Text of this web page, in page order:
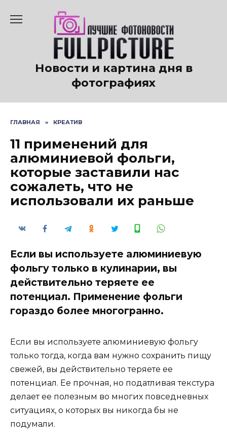
содержанию
Новости и картина дня в
фотографиях
ГЛАВНАЯ » КРЕАТИВ
11 применений для
алюминиевой фольги,
которые заставили нас
сожалеть, что не
использовали их раньше
Если вы используете алюминиевую
фольгу только в кулинарии, вы
действительно теряете ее
потенциал. Применение фольги
гораздо более многогранно.
Если вы используете алюминиевую фольгу
только тогда, когда вам нужно сохранить пищу
свежей, вы действительно теряете ее
потенциал. Ее прочная, но податливая текстура
делает ее полезным во многих повседневных
ситуациях, о которых вы никогда бы не
подумали.